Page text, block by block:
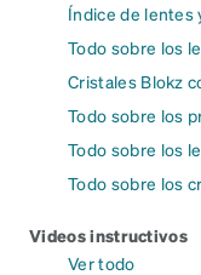
Índice de lentes
Todo sobre los
Cristales Blokz
Todo sobre los
Todo sobre los
Todo sobre los
Videos instructivos
Ver todo